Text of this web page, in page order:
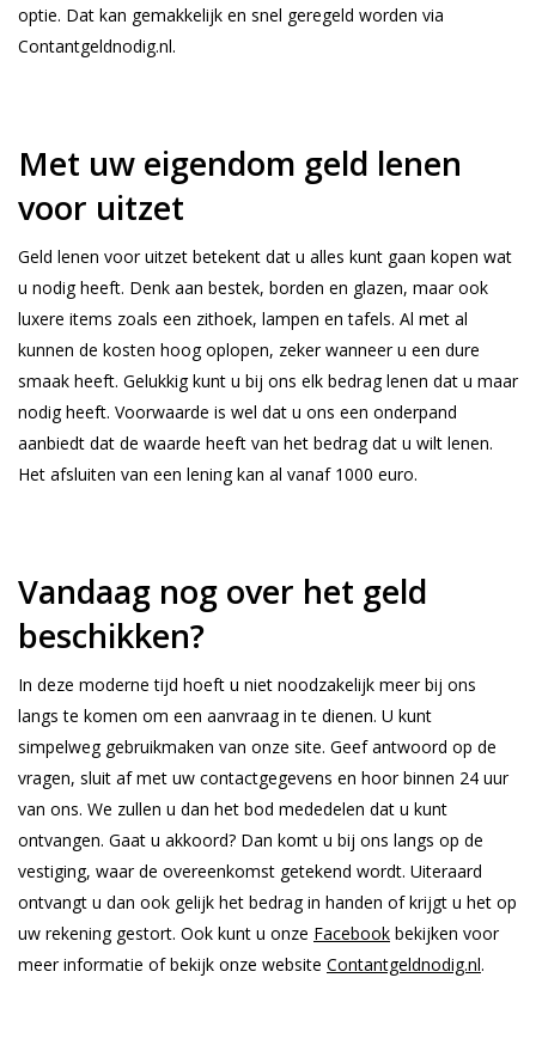
optie. Dat kan gemakkelijk en snel geregeld worden via
Contantgeldnodig.nl.
Met uw eigendom geld lenen
voor uitzet
Geld lenen voor uitzet betekent dat u alles kunt gaan kopen wat
u nodig heeft. Denk aan bestek, borden en glazen, maar ook
luxere items zoals een zithoek, lampen en tafels. Al met al
kunnen de kosten hoog oplopen, zeker wanneer u een dure
smaak heeft. Gelukkig kunt u bij ons elk bedrag lenen dat u maar
nodig heeft. Voorwaarde is wel dat u ons een onderpand
aanbiedt dat de waarde heeft van het bedrag dat u wilt lenen.
Het afsluiten van een lening kan al vanaf 1000 euro.
Vandaag nog over het geld
beschikken?
In deze moderne tijd hoeft u niet noodzakelijk meer bij ons
langs te komen om een aanvraag in te dienen. U kunt
simpelweg gebruikmaken van onze site. Geef antwoord op de
vragen, sluit af met uw contactgegevens en hoor binnen 24 uur
van ons. We zullen u dan het bod mededelen dat u kunt
ontvangen. Gaat u akkoord? Dan komt u bij ons langs op de
vestiging, waar de overeenkomst getekend wordt. Uiteraard
ontvangt u dan ook gelijk het bedrag in handen of krijgt u het op
uw rekening gestort. Ook kunt u onze Facebook bekijken voor
meer informatie of bekijk onze website Contantgeldnodig.nl.